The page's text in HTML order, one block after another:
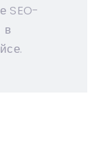
SEO-
в